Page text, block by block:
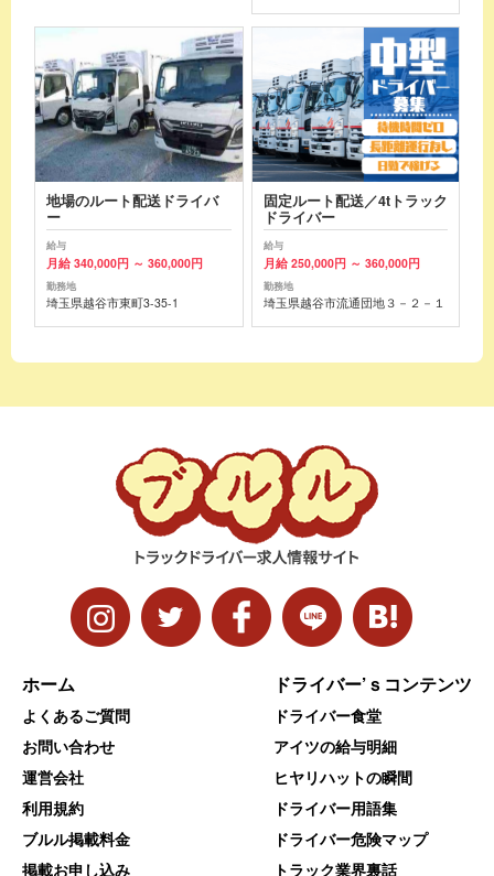
地場のルート配送ドライバ
ー
給与
月給 340,000円 ～ 360,000円
勤務地
埼玉県越谷市東町3-35-1
固定ルート配送／4tトラック
ドライバー
給与
月給 250,000円 ～ 360,000円
勤務地
埼玉県越谷市流通団地３－２－１
ホーム
よくあるご質問
お問い合わせ
運営会社
利用規約
ブルル掲載料金
掲載お申し込み
ドライバー’ｓコンテンツ
ドライバー食堂
アイツの給与明細
ヒヤリハットの瞬間
ドライバー用語集
ドライバー危険マップ
トラック業界裏話